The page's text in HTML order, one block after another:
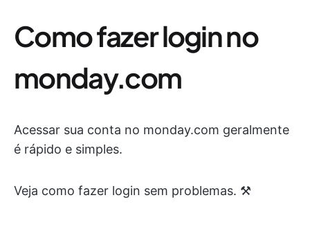
Como fazer login no
monday.com
Acessar sua conta no monday.com geralmente
é rápido e simples.
Veja como fazer login sem problemas. ⚒️